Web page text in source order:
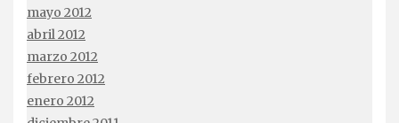
mayo 2012
abril 2012
marzo 2012
febrero 2012
enero 2012